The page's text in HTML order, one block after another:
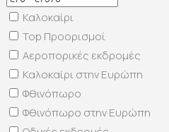
Καλοκαίρι
Top Προορισμοί
Αεροπορικές εκδρομές
Καλοκαίρι στην Ευρώπη
Φθινόπωρο
Φθινόπωρο στην Ευρώπη